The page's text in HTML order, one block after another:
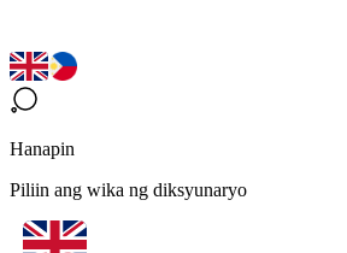
Hanapin
Piliin ang wika ng diksyunaryo